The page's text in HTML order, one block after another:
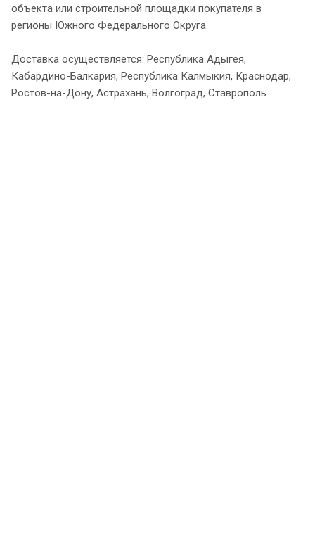
объекта или строительной площадки покупателя в
регионы Южного Федерального Округа.
Доставка осуществляется: Республика Адыгея,
Кабардино-Балкария, Республика Калмыкия, Краснодар,
Ростов-на-Дону, Астрахань, Волгоград, Ставрополь